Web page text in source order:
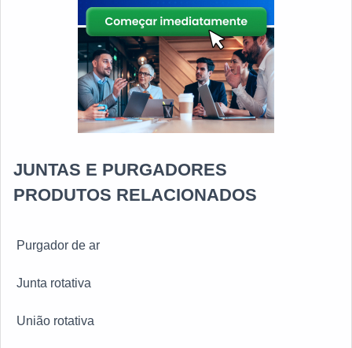
de ponta a ponta.
JUNTAS E PURGADORES
PRODUTOS RELACIONADOS
Purgador de ar
Junta rotativa
União rotativa